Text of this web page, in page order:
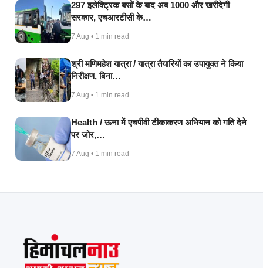
297 इलेक्ट्रिक बसों के बाद अब 1000 और खरीदेगी
सरकार, एचआरटीसी के…
7 Aug • 1 min read
श्री मणिमहेश यात्रा / यात्रा तैयारियों का उपायुक्त ने किया
निरीक्षण, बिना…
7 Aug • 1 min read
Health / ऊना में एचपीवी टीकाकरण अभियान को गति देने
पर जोर,…
7 Aug • 1 min read